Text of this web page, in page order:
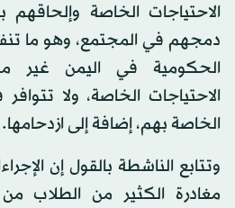
الاحتياجات الخاصة وإلحاقهم
دمجهم في المجتمع، وهو ما
الحكومية في اليمن غير
الاحتياجات الخاصة، ولا
الخاصة بهم، إضافة إلى ازدحامها.
وتتابع الناشطة بالقول إن
مغادرة الكثير من الطلاب